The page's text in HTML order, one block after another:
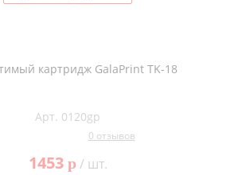
картридж GalaPrint TK-18
Арт. 0120gp
0 отзывов
1453 p/ шт.